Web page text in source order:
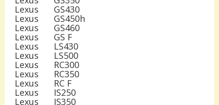
Lexus GS430
Lexus GS450h
Lexus GS460
Lexus GS F
Lexus LS430
Lexus LS500
Lexus RC300
Lexus RC350
Lexus RC F
Lexus IS250
Lexus IS350